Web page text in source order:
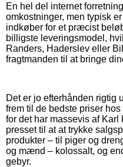
En hel del internet
omkostninger, men typisk
indkøber for et præcist
billigste leveringsmodel,
Randers, Haderslev eller
fragtmanden til at bringe
Det er jo efterhånden rigtig
frem til de bedste priser
for det har massevis af
presset til at at trykke
produkter – til piger og
og mænd – kolossalt, og
gebyr.